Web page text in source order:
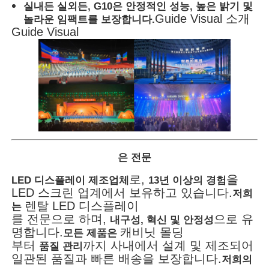
실내든 실외든, G10은 안정적인 성능, 높은 밝기 및
놀라운 임팩트를 보장합니다.Guide Visual 소개
Guide Visual
은 전문
LED 디스플레이 제조업체 로, 13년 이상의 경험을
LED 스크린 업계에서 보유하고 있습니다.저희
는 렌탈 LED 디스플레이
를 전문으로 하며, 내구성, 혁신 및 안정성으로 유
명합니다.모든 제품은 캐비닛 몰딩
부터 품질 관리 까지 사내에서 설계 및 제조되어
일관된 품질과 빠른 배송을 보장합니다.저희의